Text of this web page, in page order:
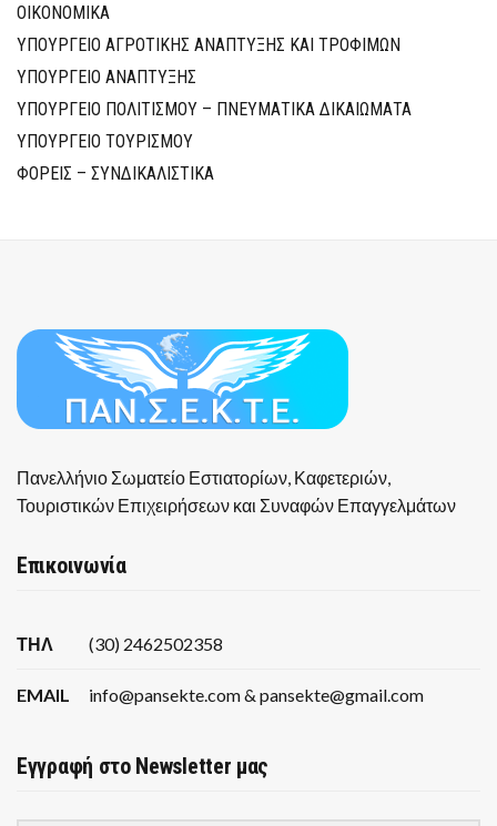
ΟΙΚΟΝΟΜΙΚΑ
ΥΠΟΥΡΓΕΙΟ ΑΓΡΟΤΙΚΗΣ ΑΝΑΠΤΥΞΗΣ ΚΑΙ ΤΡΟΦΙΜΩΝ
ΥΠΟΥΡΓΕΙΟ ΑΝΑΠΤΥΞΗΣ
ΥΠΟΥΡΓΕΙΟ ΠΟΛΙΤΙΣΜΟΥ – ΠΝΕΥΜΑΤΙΚΑ ΔΙΚΑΙΩΜΑΤΑ
ΥΠΟΥΡΓΕΙΟ ΤΟΥΡΙΣΜΟΥ
ΦΟΡΕΙΣ – ΣΥΝΔΙΚΑΛΙΣΤΙΚΑ
Πανελλήνιο Σωματείο Εστιατορίων, Καφετεριών,
Τουριστικών Επιχειρήσεων και Συναφών Επαγγελμάτων
Επικοινωνία
ΤΗΛ (30) 2462502358
EMAIL info@pansekte.com & pansekte@gmail.com
Εγγραφή στο Newsletter μας